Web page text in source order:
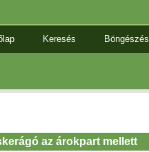
Keresés Böngészés
az árokpart mellett